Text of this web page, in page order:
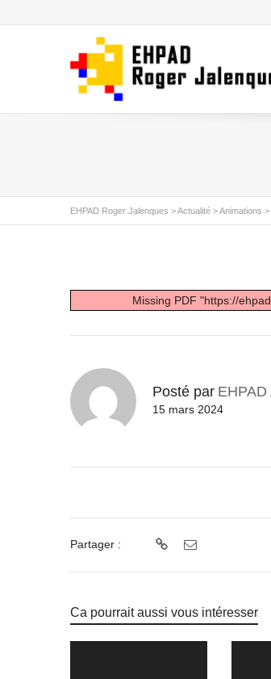
EHPAD Roger Jalenques >Actualité >Animations >
Missing PDF "https://
Posté par EHPAD
15 mars 2024
Partager :
Ca pourrait aussi vous intéresser